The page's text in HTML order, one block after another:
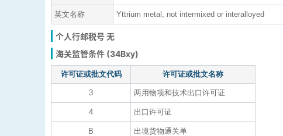
英文名称 Yttrium metal, not intermixed or interalloyed
个人行邮税号 无
海关监管条件 (34Bxy)
许可证或批文代码 许可证或批文名称
3 两用物项和技术出口许可证
4 出口许可证
B 出境货物通关单